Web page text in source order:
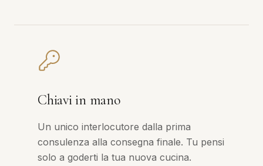
Chiavi in mano
Un unico interlocutore dalla prima
consulenza alla consegna finale. Tu pensi
solo a goderti la tua nuova cucina.